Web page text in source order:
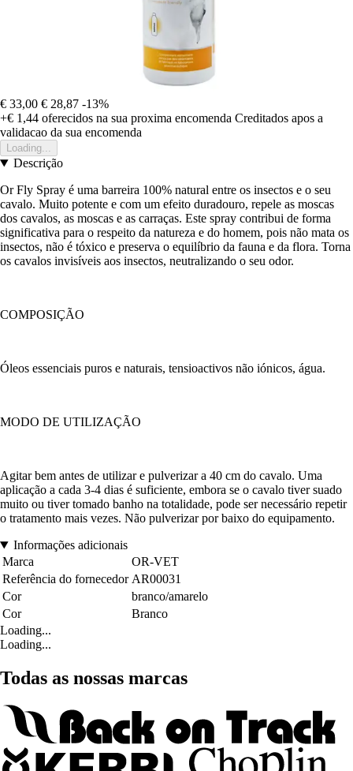
€ 33,00 € 28,87 -13%
+€ 1,44 oferecidos na sua proxima encomenda Creditados apos a
validacao da sua encomenda
Loading...
Descrição
Or Fly Spray é uma barreira 100% natural entre os insectos e o seu
cavalo. Muito potente e com um efeito duradouro, repele as moscas
dos cavalos, as moscas e as carraças. Este spray contribui de forma
significativa para o respeito da natureza e do homem, pois não mata os
insectos, não é tóxico e preserva o equilíbrio da fauna e da flora. Torna
os cavalos invisíveis aos insectos, neutralizando o seu odor.
COMPOSIÇÃO
Óleos essenciais puros e naturais, tensioactivos não iónicos, água.
MODO DE UTILIZAÇÃO
Agitar bem antes de utilizar e pulverizar a 40 cm do cavalo. Uma
aplicação a cada 3-4 dias é suficiente, embora se o cavalo tiver suado
muito ou tiver tomado banho na totalidade, pode ser necessário repetir
o tratamento mais vezes. Não pulverizar por baixo do equipamento.
Informações adicionais
Marca
OR-VET
Referência do fornecedor AR00031
Cor
branco/amarelo
Cor
Branco
Loading...
Loading...
Todas as nossas marcas